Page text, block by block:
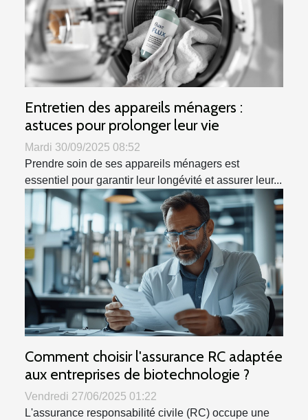
Entretien des appareils ménagers :
astuces pour prolonger leur vie
Mardi 30/09/2025 08:52
Prendre soin de ses appareils ménagers est
essentiel pour garantir leur longévité et assurer leur...
Comment choisir l'assurance RC adaptée
aux entreprises de biotechnologie ?
Vendredi 27/06/2025 01:22
L'assurance responsabilité civile (RC) occupe une